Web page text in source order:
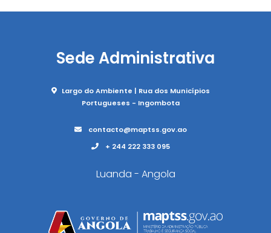
Sede Administrativa
Largo do Ambiente | Rua dos Municípios
Portugueses - Ingombota
contacto@maptss.gov.ao
+ 244 222 333 095
Luanda - Angola